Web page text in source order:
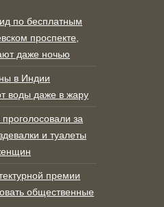
по бесплатным
проспекте,
даже ночью
в Индии
воды даже в жару
за
и туалеты
премии
общественные